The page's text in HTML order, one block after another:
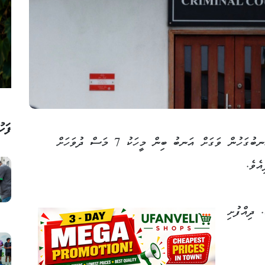
ވެރިފަރާތުގެ ހުއްދައާ ނުލާ ގެއަކަށްވަދެ، އަނބުގަހުން ވަގަށް އަނބު ބިން މީހަކު 7 މަސް ދުވަހަށް
ދިއްފުށި